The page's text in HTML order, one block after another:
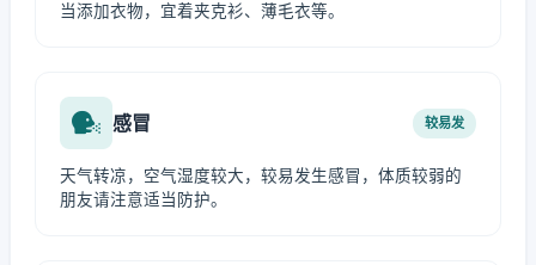
当添加衣物，宜着夹克衫、薄毛衣等。
感冒 较易发
天气转凉，空气湿度较大，较易发生感冒，体质较弱的
朋友请注意适当防护。